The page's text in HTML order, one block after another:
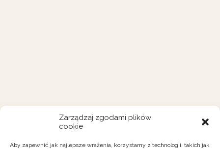
Zarządzaj zgodami plików
cookie
Aby zapewnić jak najlepsze wrażenia, korzystamy z technologii, takich jak